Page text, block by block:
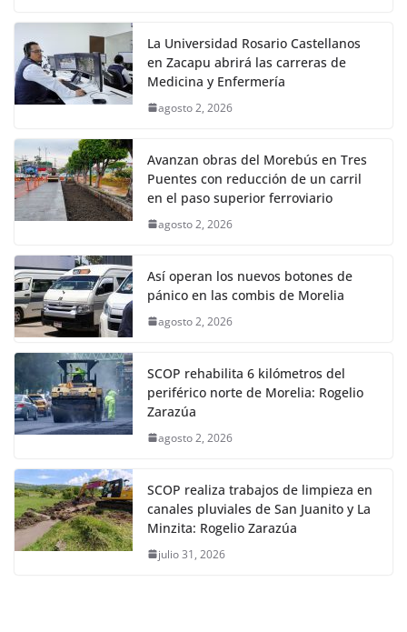
La Universidad Rosario Castellanos
en Zacapu abrirá las carreras de
Medicina y Enfermería
agosto 2, 2026
Avanzan obras del Morebús en Tres
Puentes con reducción de un carril
en el paso superior ferroviario
agosto 2, 2026
Así operan los nuevos botones de
pánico en las combis de Morelia
agosto 2, 2026
SCOP rehabilita 6 kilómetros del
periférico norte de Morelia: Rogelio
Zarazúa
agosto 2, 2026
SCOP realiza trabajos de limpieza en
canales pluviales de San Juanito y La
Minzita: Rogelio Zarazúa
julio 31, 2026